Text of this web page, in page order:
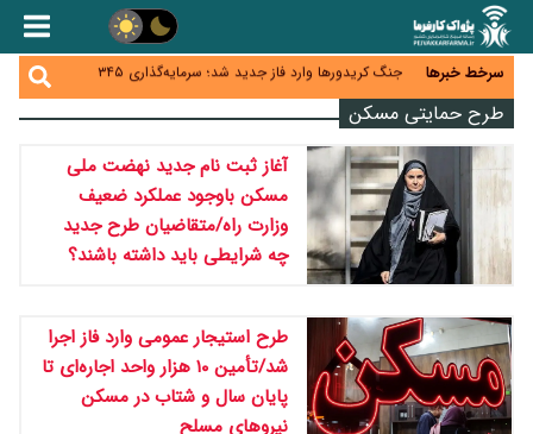
سرخط خبرها
زائران اربعین نگران ارز باقی‌مانده نباشند؛ خرید دینار در
بانک‌ها و صرافی‌ها
جنگ کریدورها وارد فاز جدید شد؛ سرمایه‌گذاری ۳۴۵
پارادوکس اینترنت در ایران؛ مصرف‌کننده بیشتر می‌پردازد،
شبکه کمتر توسعه می‌یابد
جدید سیاست‌های مالیاتی در حمایت از تولید
معمای تأمین ۸۰ همت معوقات بازنشستگان؛ بانک رفاه
وارد میدان شد
طرح حمایتی مسکن
آغاز ثبت نام جدید نهضت ملی
مسکن باوجود عملکرد ضعیف
وزارت راه/متقاضیان طرح جدید
چه شرایطی باید داشته باشند؟
طرح استیجار عمومی وارد فاز اجرا
شد/تأمین ۱۰ هزار واحد اجاره‌ای تا
پایان سال و شتاب در مسکن
نیروهای مسلح